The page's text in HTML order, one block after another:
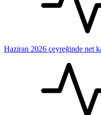
Haziran 2026 çeyreğinde net